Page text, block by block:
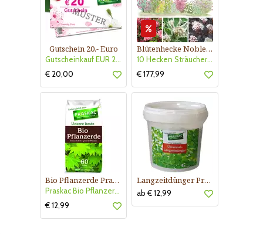
Gutschein 20.- Euro
Gutscheinkauf EUR 20.-
€ 20,00
Blütenhecke Nobless-Kollektion Nr. 402
10 Hecken Sträucher - für 10 lfm Blütenhecke - Blühend März - Oktober
€ 177,99
Bio Pflanzerde Praskac
Praskac Bio Pflanzerde
€ 12,99
Langzeitdünger Praskac
ab € 12,99